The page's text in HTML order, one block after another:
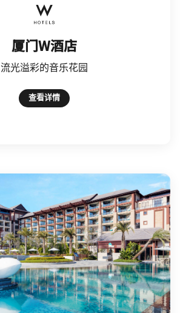
厦门W酒店
流光溢彩的音乐花园
查看详情